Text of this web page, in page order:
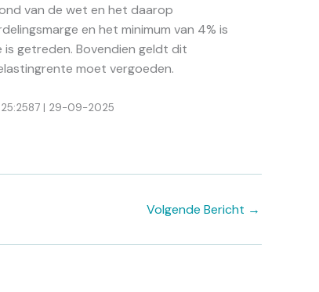
van de wet en het daarop
en het minimum van 4% is
getreden. Bovendien geldt dit
moet vergoeden.
| 29-09-2025
Volgende Bericht →